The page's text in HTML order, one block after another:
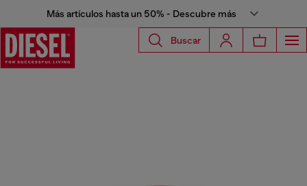
Más artículos hasta un 50% - Descubre más
Buscar